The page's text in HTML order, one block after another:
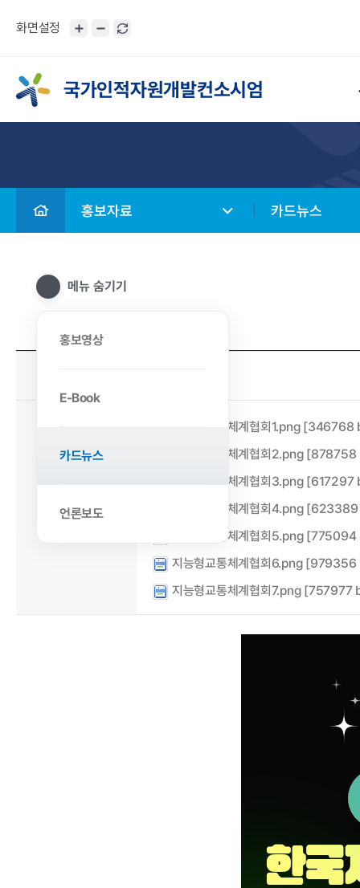
화면설정
국가인적자원개발컨소시엄
메뉴 숨기기
홍보영상
E-Book
카드뉴스
언론보도
홍보자료 카드뉴스
지능형교통체계협회1.png
지능형교통체계협회2.png
지능형교통체계협회3.png
지능형교통체계협회4.png
지능형교통체계협회5.png
지능형교통체계협회6.png
지능형교통체계협회7.png [757977